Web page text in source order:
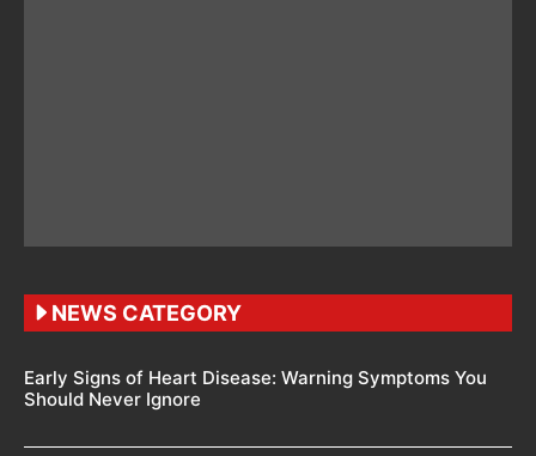
NEWS CATEGORY
Early Signs of Heart Disease: Warning Symptoms You
Should Never Ignore